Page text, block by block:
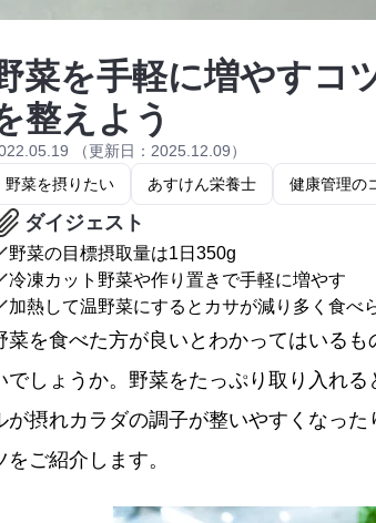
菜を手軽に増やすコ
整えよう
（更新日：2025.12.09）
野菜を摂りたい
あすけん栄養士 健康管理の
ダイジェスト
野菜の目標摂取量は1日350g
冷凍カット野菜や作り置きで手軽に増やす
加熱して温野菜にするとカサが減り多く食べ
菜を食べた方が良いとわかってはいる
でしょうか。野菜をたっぷり取り入れ
が摂れカラダの調子が整いやすくなっ
をご紹介します。